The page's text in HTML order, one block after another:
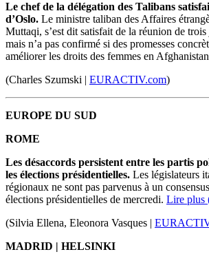
Le chef de la délégation des Talibans
d’Oslo. Le ministre taliban des Affaires
Muttaqi, s’est dit satisfait de la réunion de
mais n’a pas confirmé si des promesses
améliorer les droits des femmes en
(Charles Szumski | EURACTIV.com)
EUROPE DU SUD
ROME
Les désaccords persistent entre les partis
les élections présidentielles. Les législateurs
régionaux ne sont pas parvenus à un
élections présidentielles de mercredi. Lire plus
(Silvia Ellena, Eleonora Vasques |
MADRID | HELSINKI